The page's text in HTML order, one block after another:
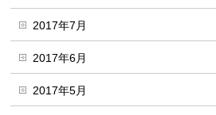
2017年7月
2017年6月
2017年5月